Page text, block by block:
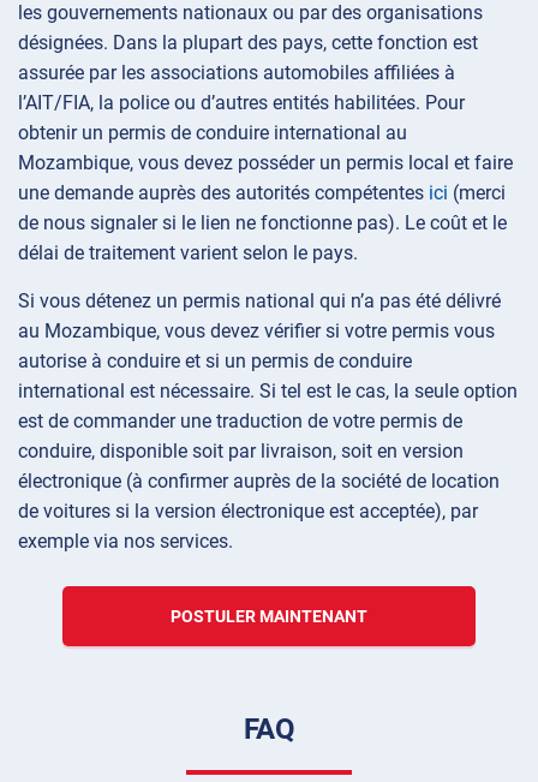
les gouvernements nationaux ou par des organisations
désignées. Dans la plupart des pays, cette fonction est
assurée par les associations automobiles affiliées à
l’AIT/FIA, la police ou d’autres entités habilitées. Pour
obtenir un permis de conduire international au
Mozambique, vous devez posséder un permis local et faire
une demande auprès des autorités compétentes ici (merci
de nous signaler si le lien ne fonctionne pas). Le coût et le
délai de traitement varient selon le pays.
Si vous détenez un permis national qui n’a pas été délivré
au Mozambique, vous devez vérifier si votre permis vous
autorise à conduire et si un permis de conduire
international est nécessaire. Si tel est le cas, la seule option
est de commander une traduction de votre permis de
conduire, disponible soit par livraison, soit en version
électronique (à confirmer auprès de la société de location
de voitures si la version électronique est acceptée), par
exemple via nos services.
POSTULER MAINTENANT
FAQ